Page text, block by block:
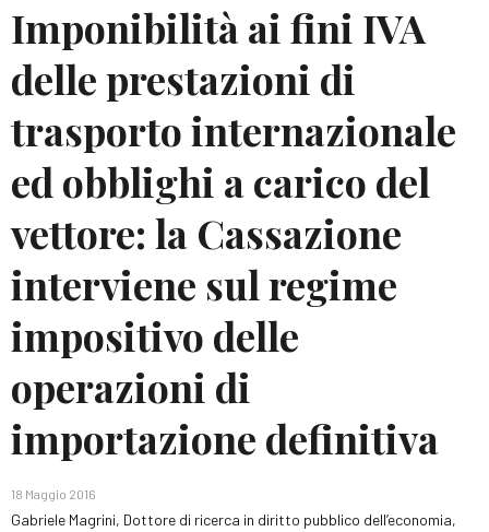
Imponibilità ai fini IVA
delle prestazioni di
trasporto internazionale
ed obblighi a carico del
vettore: la Cassazione
interviene sul regime
impositivo delle
operazioni di
importazione definitiva
18 Maggio 2016
Gabriele Magrini, Dottore di ricerca in diritto pubblico dell’economia,